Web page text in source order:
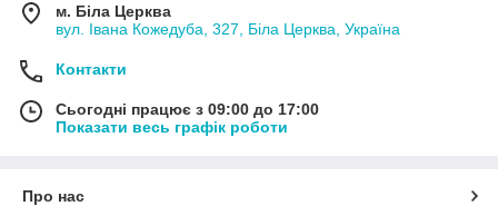
м. Біла Церква
вул. Івана Кожедуба, 327, Біла Церква, Україна
Контакти
Сьогодні працює з 09:00 до 17:00
Показати весь графік роботи
Про нас